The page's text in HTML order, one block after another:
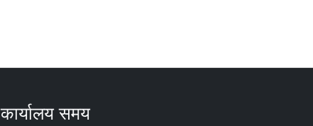
कार्यालय समय